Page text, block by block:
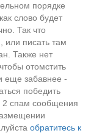
порядке
слово будет
Так что
или писать там
Также нет
отомстить
еще забавнее -
победить
2 спам сообщения
обратитесь к